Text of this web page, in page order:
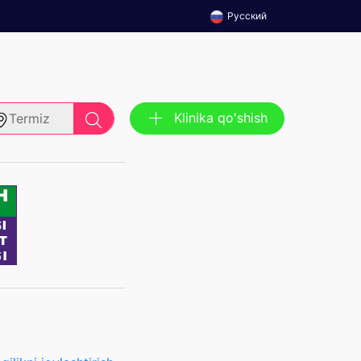
Русский
Termiz Klinika qo'shish